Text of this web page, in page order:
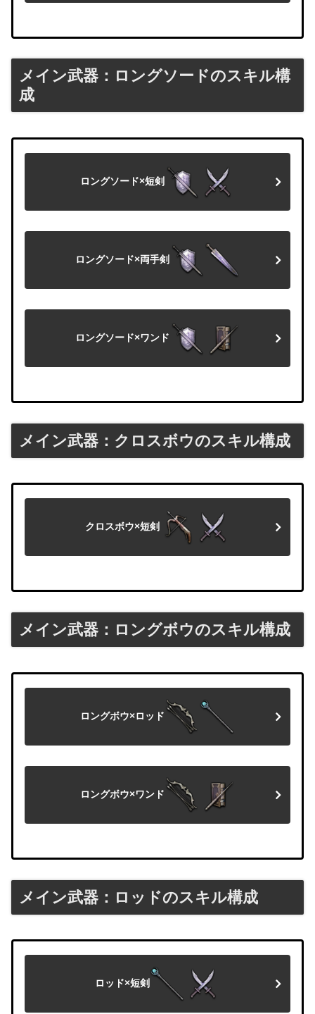
メイン武器：ロングソードのスキル構
成
ロングソード×短剣
ロングソード×両手剣
ロングソード×ワンド
メイン武器：クロスボウのスキル構成
クロスボウ×短剣
メイン武器：ロングボウのスキル構成
ロングボウ×ロッド
ロングボウ×ワンド
メイン武器：ロッドのスキル構成
ロッド×短剣